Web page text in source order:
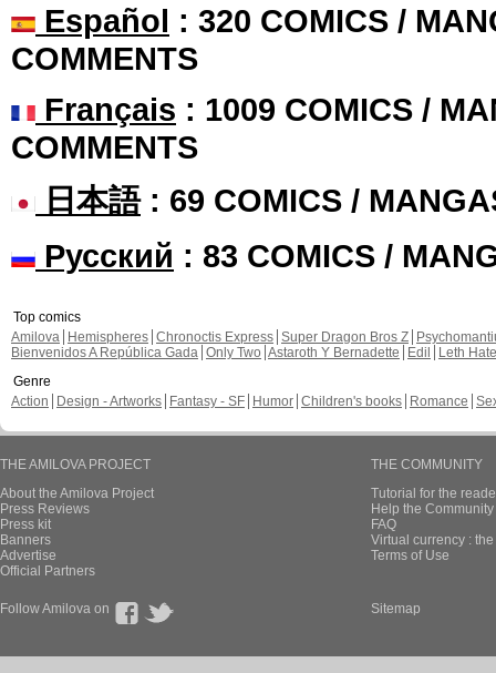
Español : 320 COMICS /
COMMENTS
Français : 1009 COMICS /
COMMENTS
日本語: 69 COMICS /
Русский : 83 COMICS /
Top comics
Amilova
Hemispheres Chronoctis Express Super Dragon Bros Z
Bienvenidos A República Gada Only Two Astaroth Y Bernadette Edil
Leth Hate
Genre
Action
Design - Artworks Fantasy - SF Humor Children's books Romance
THE AMILOVA PROJECT
About the Amilova Project
Press Reviews
Press kit
Banners
Advertise
Official Partners
THE COMMUNITY
Tutorial for the
Help the
FAQ
Virtual currency :
Terms of Use
Follow Amilova on Sitemap